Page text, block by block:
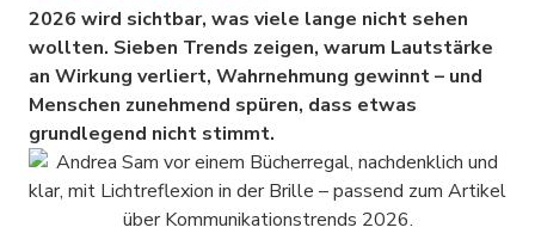
2026 wird sichtbar, was viele lange nicht sehen
wollten. Sieben Trends zeigen, warum Lautstärke
an Wirkung verliert, Wahrnehmung gewinnt – und
Menschen zunehmend spüren, dass etwas
grundlegend nicht stimmt.